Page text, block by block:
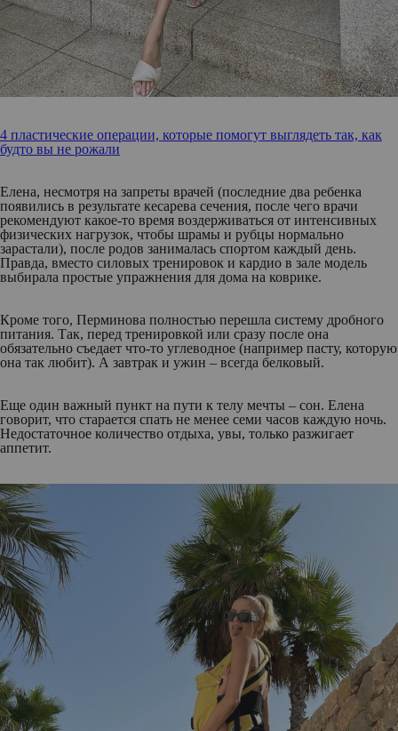
4 пластические операции, которые помогут выглядеть так, как
будто вы не рожали
Елена, несмотря на запреты врачей (последние два ребенка
появились в результате кесарева сечения, после чего врачи
рекомендуют какое-то время воздерживаться от интенсивных
физических нагрузок, чтобы шрамы и рубцы нормально
зарастали), после родов занималась спортом каждый день.
Правда, вместо силовых тренировок и кардио в зале модель
выбирала простые упражнения для дома на коврике.
Кроме того, Перминова полностью перешла систему дробного
питания. Так, перед тренировкой или сразу после она
обязательно съедает что-то углеводное (например пасту, которую
она так любит). А завтрак и ужин – всегда белковый.
Еще один важный пункт на пути к телу мечты – сон. Елена
говорит, что старается спать не менее семи часов каждую ночь.
Недостаточное количество отдыха, увы, только разжигает
аппетит.